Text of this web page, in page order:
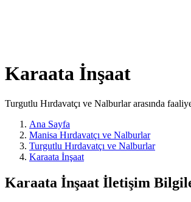
Karaata İnşaat
Turgutlu Hırdavatçı ve Nalburlar arasında
Ana Sayfa
Manisa Hırdavatçı ve Nalburlar
Turgutlu Hırdavatçı ve Nalburlar
Karaata İnşaat
Karaata İnşaat İletişim